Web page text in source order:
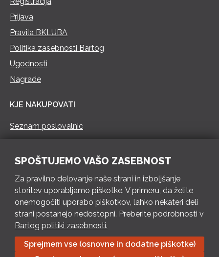
Prijava
Pravila BKLUBA
Politika zasebnosti Bartog
Ugodnosti
Nagrade
KJE NAKUPOVATI
Seznam poslovalnic
PON – PET 8 – 18 h / SOB 8 – 12 h
Pošlji e-mail
Izpolni kontaktni obrazec
Bartog d.o.o. Trebnje | ID: SI79128718 | IBAN: SI56 1010 0003
SPOŠTUJEMO VAŠO ZASEBNOST
Za pravilno delovanje naše strani in izboljšanje
storitev uporabljamo piškotke. V primeru, da želite
onemogočiti uporabo piškotkov, lahko nekateri deli
strani postanejo nedostopni. Preberite podrobnosti v
Bartog politiki zasebnosti.
Sprejmem vse (osnovne in dodatne piškotke)